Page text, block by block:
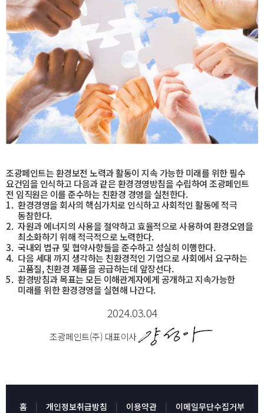
조광페인트는 환경보전 노력과 활동이 지속 가능한 미래를 위한 필수
요건임을 인식하고 다음과 같은 환경경영방침을 수립하여 조광페인트
전 임직원은 이를 준수하는 친환경 경영을 실천한다.
1. 환경경영을 회사의 핵심가치로 인식하고 사회적인 활동에 적극
동참한다.
2. 자원과 에너지의 사용을 절약하고 효율적으로 사용하여 환경오염을
최소화하기 위해 적극적으로 노력한다.
3. 국내외 법규 및 협약사항들을 준수하고 성실히 이행한다.
4. 다음 세대 까지 생각하는 친환경적인 기업으로 사회에서 요구하는
고품질, 친환경 제품을 공급하는데 앞장선다.
5. 환경방침과 목표는 모든 이해관계자에게 공개하고 지속가능한
미래를 위한 환경경영을 실현해 나간다.
2024.03.04
조광페인트(주) 대표이사
홈 개인정보취급방침 이용약관 이메일무단수집거부